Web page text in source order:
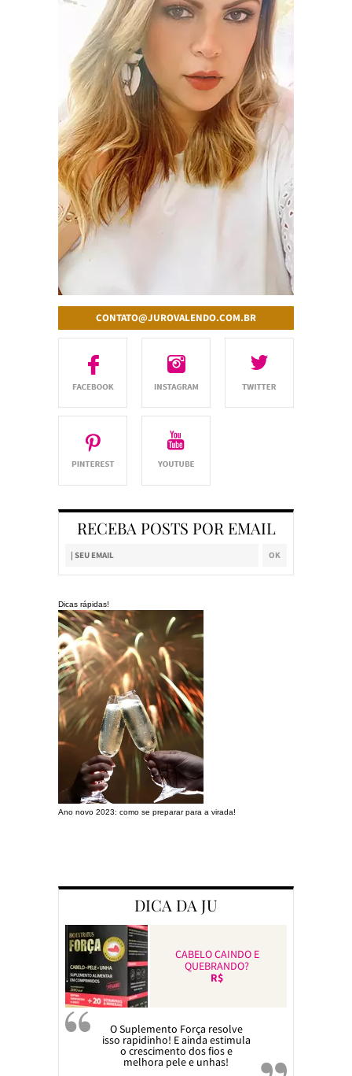
CONTATO@JUROVALENDO.COM.BR
RECEBA POSTS POR EMAIL
Dicas rápidas!
Ano novo 2023: como se preparar para a virada!
DICA DA JU
CABELO CAINDO E
QUEBRANDO?
R$
O Suplemento Força resolve
isso rapidinho! E ainda estimula
o crescimento dos fios e
melhora pele e unhas!